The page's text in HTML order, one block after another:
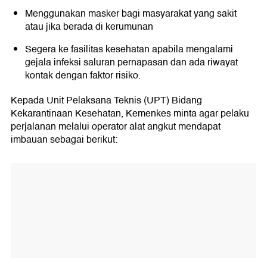
Menggunakan masker bagi masyarakat yang sakit
atau jika berada di kerumunan
Segera ke fasilitas kesehatan apabila mengalami
gejala infeksi saluran pernapasan dan ada riwayat
kontak dengan faktor risiko.
Kepada Unit Pelaksana Teknis (UPT) Bidang
Kekarantinaan Kesehatan, Kemenkes minta agar pelaku
perjalanan melalui operator alat angkut mendapat
imbauan sebagai berikut: